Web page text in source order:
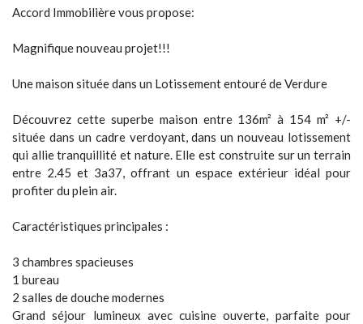
Accord Immobilière vous propose:
Magnifique nouveau projet!!!
Une maison située dans un Lotissement entouré de Verdure
Découvrez cette superbe maison entre 136m² à 154 m² +/-
située dans un cadre verdoyant, dans un nouveau lotissement
qui allie tranquillité et nature. Elle est construite sur un terrain
entre 2.45 et 3a37, offrant un espace extérieur idéal pour
profiter du plein air.
Caractéristiques principales :
3 chambres spacieuses
1 bureau
2 salles de douche modernes
Grand séjour lumineux avec cuisine ouverte, parfaite pour